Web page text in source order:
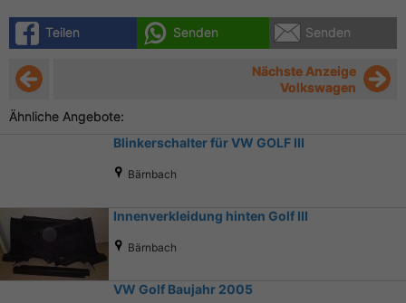
Teilen Senden Senden
Nächste Anzeige
Volkswagen
Ähnliche Angebote:
Blinkerschalter für VW GOLF III
Bärnbach
Innenverkleidung hinten Golf III
Bärnbach
VW Golf Baujahr 2005